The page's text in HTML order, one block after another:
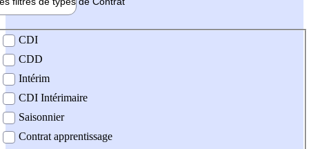
contrat
CDI
CDD
Intérim
CDI Intérimaire
Saisonnier
Contrat apprentissage